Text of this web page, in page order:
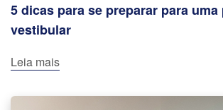
5 dicas para se preparar para uma
vestibular
Leia mais